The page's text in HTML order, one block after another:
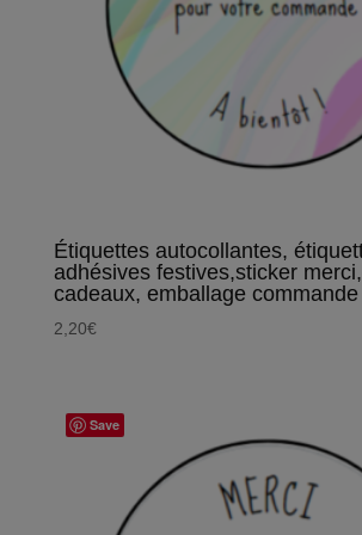
Étiquettes autocollantes,
adhésives festives,sticker
cadeaux, emballage commande
2,20€
Save